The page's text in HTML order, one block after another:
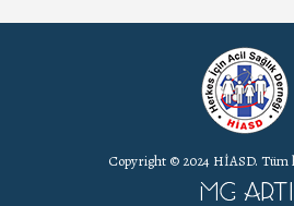
Copyright © 2024 HİASD. Tüm